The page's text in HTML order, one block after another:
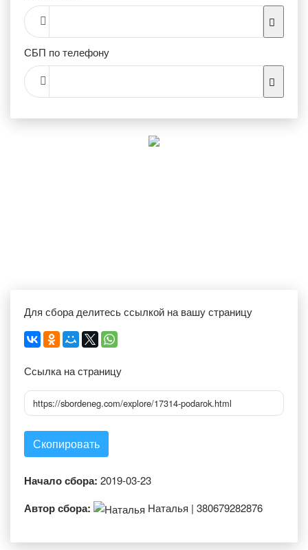
СБП по телефону
Для сбора делитесь ссылкой на вашу страницу
Ссылка на страницу
https://sbordeneg.com/explore/17314-podarok.html
Скопировать
Начало сбора: 2019-03-23
Автор сбора: Наталья | 380679282876